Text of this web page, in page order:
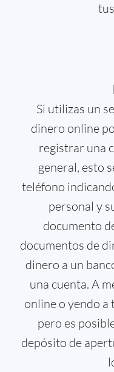
Si utilizas un
dinero online
registrar una
general, esto
teléfono
personal y
documento
documentos de
dinero a un
una cuenta. A
online o yendo a
pero es
depósito de